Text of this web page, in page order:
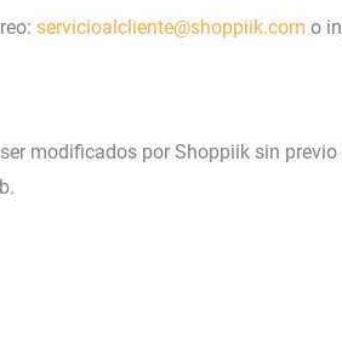
servicioalcliente@shoppiik.com o
modificados por Shoppiik sin previo